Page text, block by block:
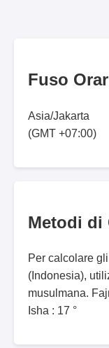
Fuso
Asia/Jakarta
(GMT +07:00)
Metodi di
Per calcolare gli
(Indonesia),
musulmana.
Isha : 17 °